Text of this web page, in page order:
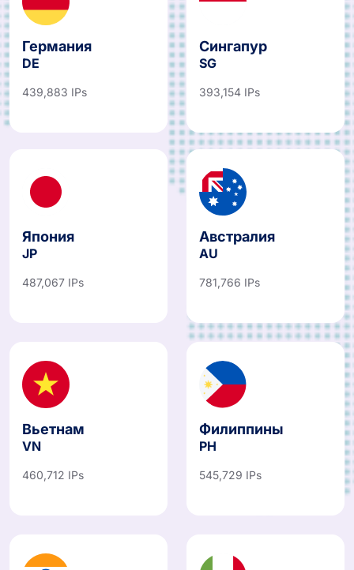
Германия
DE
439,883 IPs
Сингапур
SG
393,154 IPs
Япония
JP
487,067 IPs
Австралия
AU
781,766 IPs
Вьетнам
VN
460,712 IPs
Филиппины
PH
545,729 IPs